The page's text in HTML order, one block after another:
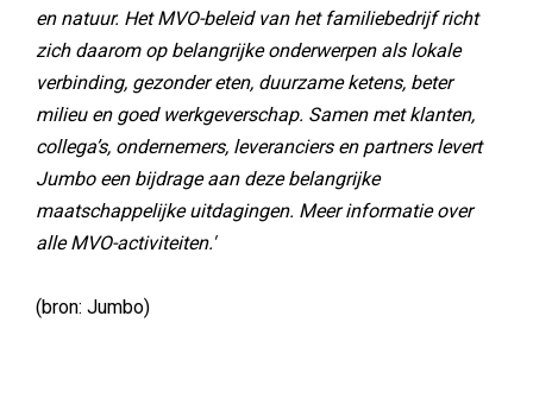
en natuur. Het MVO-beleid van het familiebedrijf richt
zich daarom op belangrijke onderwerpen als lokale
verbinding, gezonder eten, duurzame ketens, beter
milieu en goed werkgeverschap. Samen met klanten,
collega’s, ondernemers, leveranciers en partners levert
Jumbo een bijdrage aan deze belangrijke
maatschappelijke uitdagingen. Meer informatie over
alle MVO-activiteiten.'
(bron: Jumbo)